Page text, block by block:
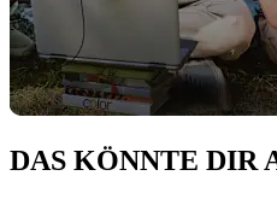
DAS KÖNNTE DIR